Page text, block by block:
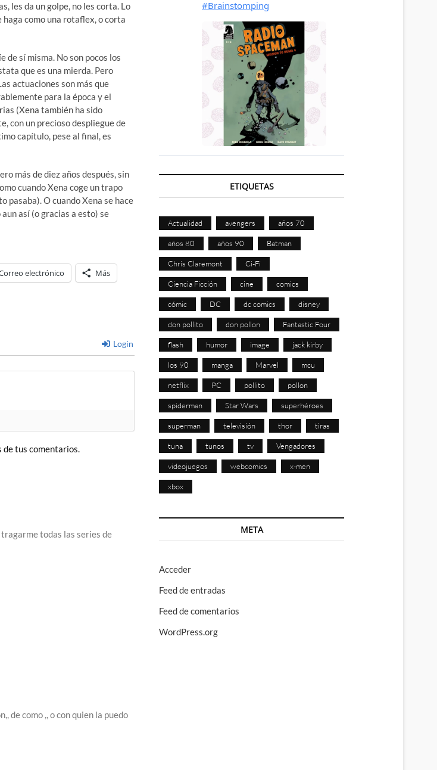
les da un golpe, no les corta. Lo
haga como una rotaflex, o corta
de sí misma. No son pocos los
que es una mierda. Pero
actuaciones son más que
para la época y el
(Xena también ha sido
con un precioso despliegue de
capítulo, pese al final, es
más de diez años después, sin
cuando Xena coge un trapo
pasaba). O cuando Xena se hace
así (o gracias a esto) se
electrónico Más
Login
de tus comentarios.
todas las series de
de como ,, o con quien la puedo
ETIQUETAS
Actualidad avengers años 70
años 80 años 90 Batman
Chris Claremont Ci-Fi
Ciencia Ficción cine comics
cómic DC dc comics disney
don pollito don pollon Fantastic Four
flash humor image jack kirby
los 90 manga Marvel mcu
netflix PC pollito pollon
spiderman Star Wars superhéroes
superman televisión thor tiras
tuna tunos tv Vengadores
videojuegos webcomics x-men
xbox
META
Acceder
Feed de entradas
Feed de comentarios
WordPress.org